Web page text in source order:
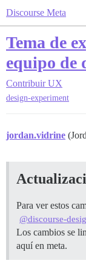
Discourse Meta
Tema de
equipo de
Contribuir UX
design-experiment
jordan.vidrine
Para ver estos
@discourse-
Los cambios se
aquí en meta.